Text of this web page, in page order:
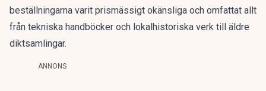
beställningarna varit prismässigt okänsliga och omfattat allt
från tekniska handböcker och lokalhistoriska verk till äldre
diktsamlingar.
ANNONS